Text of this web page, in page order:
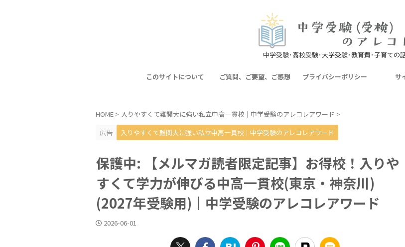
中学受験･高校受験･大学受験･教育費･子育ての
このサイトについて ご質問、ご要望、ご感想 プライバシーポリシー サ
HOME > 入りやすくて難関大に強い私立中高一貫校｜中学受験のアレコレアワード >
広告
入りやすくて難関大に強い私立中高一貫校｜中学受験のアレコレアワード
保護中: 【メルマガ読者限定記事】お得校！入りや
すくて学力が伸びる中高一貫校(東京・神奈川)
(2027年受験用)｜中学受験のアレコレアワード
2026-06-01